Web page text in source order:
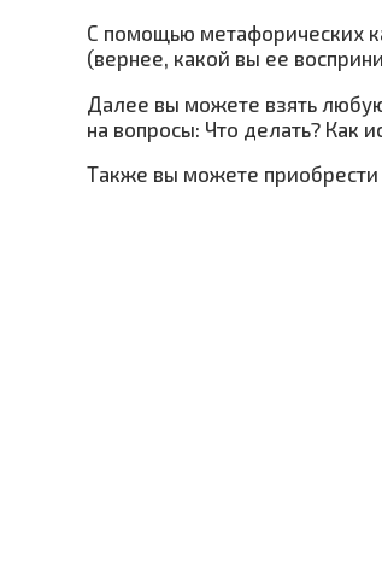
С помощью метафорических
(вернее, какой вы ее
Далее вы можете взять
на вопросы: Что делать? Как
Также вы можете приобрести